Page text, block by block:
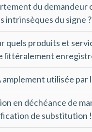
du demandeur
intrinsèques du signe ?
quels produits et
littéralement
amplement utilisée par
en déchéance de
de substitution !